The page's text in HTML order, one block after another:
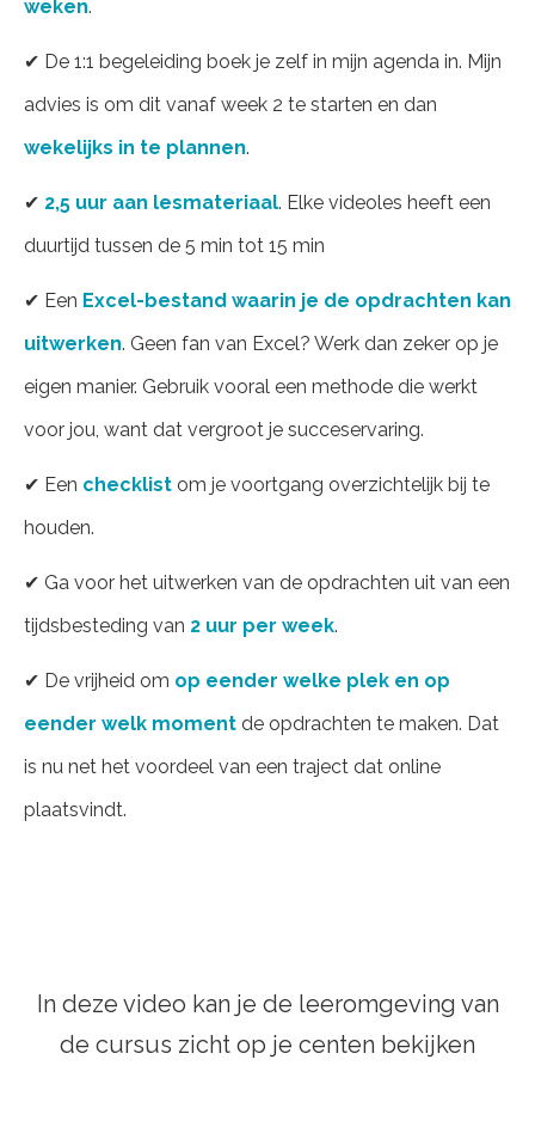
weken.
✔ De 1:1 begeleiding boek je zelf in mijn agenda in. Mijn
advies is om dit vanaf week 2 te starten en dan
wekelijks in te plannen.
✔ 2,5 uur aan lesmateriaal. Elke videoles heeft een
duurtijd tussen de 5 min tot 15 min
✔ Een Excel-bestand waarin je de opdrachten kan
uitwerken. Geen fan van Excel? Werk dan zeker op je
eigen manier. Gebruik vooral een methode die werkt
voor jou, want dat vergroot je succeservaring.
✔ Een checklist om je voortgang overzichtelijk bij te
houden.
✔ Ga voor het uitwerken van de opdrachten uit van een
tijdsbesteding van 2 uur per week.
✔ De vrijheid om op eender welke plek en op
eender welk moment de opdrachten te maken. Dat
is nu net het voordeel van een traject dat online
plaatsvindt.
In deze video kan je de leeromgeving van
de cursus zicht op je centen bekijken